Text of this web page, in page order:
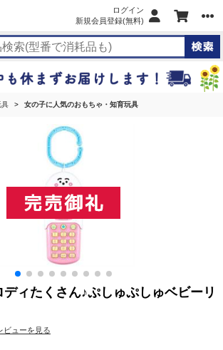
ログイン
新規会員登録(無料)
具 女の子に人気のおもちゃ・知育玩具
ィたくさん♪ぷしゅぷしゅベビーリ
ビューを見る